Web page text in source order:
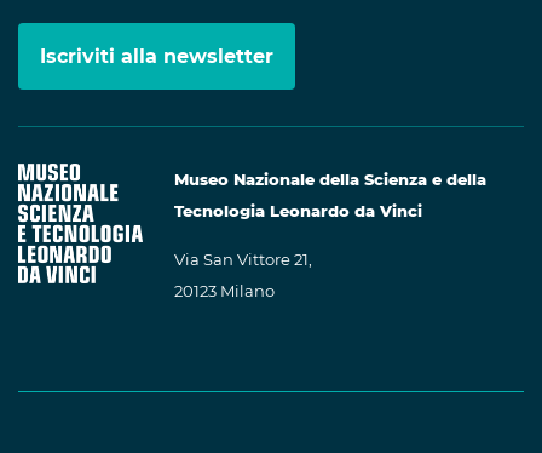
Iscriviti alla newsletter
Museo Nazionale della Scienza e della
Tecnologia Leonardo da Vinci
Via San Vittore 21,
20123 Milano